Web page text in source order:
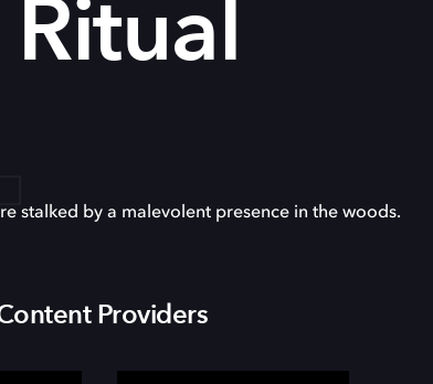
stalked by a malevolent presence in the woods.
Providers